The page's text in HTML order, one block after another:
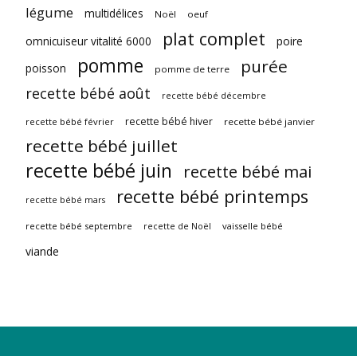
légume multidélices Noël oeuf
omnicuiseur vitalité 6000 plat complet
poire
poisson
pomme pomme de terre purée
recette bébé août recette bébé décembre
recette bébé février recette bébé hiver recette bébé janvier
recette bébé juillet
recette bébé juin recette bébé mai
recette bébé mars recette bébé printemps
recette bébé septembre recette de Noël vaisselle bébé
viande